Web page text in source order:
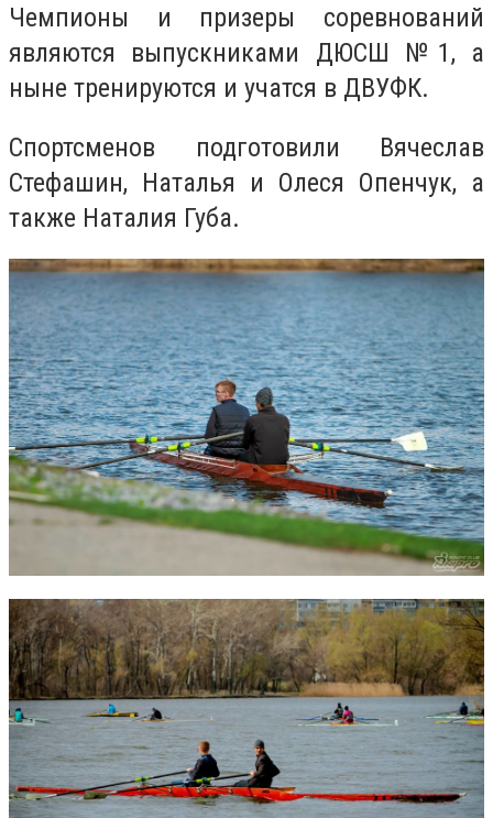
Чемпионы и призеры соревнований
являются выпускниками ДЮСШ №1, а
ныне тренируются и учатся в ДВУФК.
Спортсменов подготовили Вячеслав
Стефашин, Наталья и Олеся Опенчук, а
также Наталия Губа.